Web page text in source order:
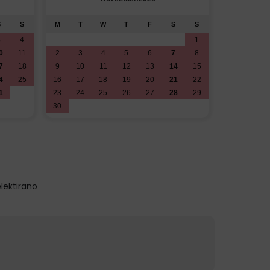
S
4
11
18
25
M T W T F S S
1
2
3 4 5 6 7
8
9
10 11 12 13 14
15
16
17 18 19 20 21
22
23
24 25 26 27 28
29
30